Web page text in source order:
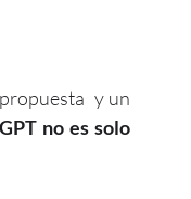
y un
no es solo